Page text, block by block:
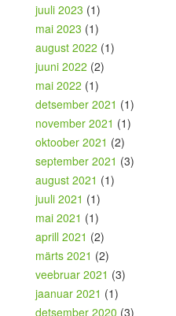
juuli 2023 (1)
mai 2023 (1)
august 2022 (1)
juuni 2022 (2)
mai 2022 (1)
detsember 2021 (1)
november 2021 (1)
oktoober 2021 (2)
september 2021 (3)
august 2021 (1)
juuli 2021 (1)
mai 2021 (1)
aprill 2021 (2)
märts 2021 (2)
veebruar 2021 (3)
jaanuar 2021 (1)
detsember 2020 (3)